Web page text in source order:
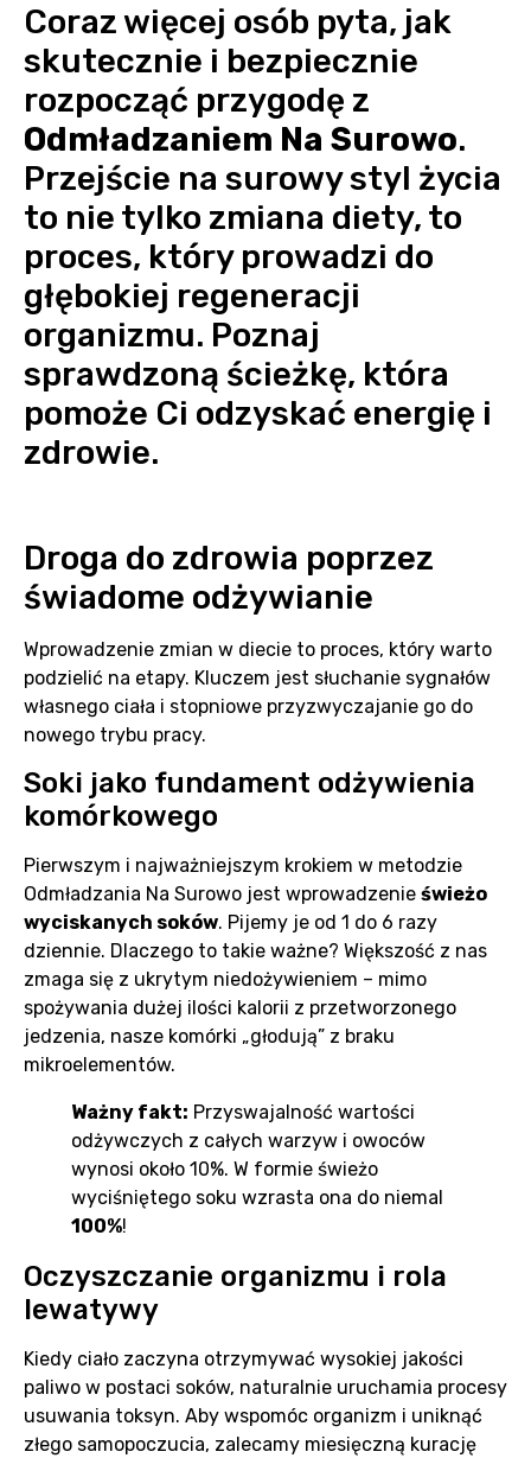
Coraz więcej osób pyta, jak
skutecznie i bezpiecznie
rozpocząć przygodę z
Odmładzaniem Na Surowo.
Przejście na surowy styl życia
to nie tylko zmiana diety, to
proces, który prowadzi do
głębokiej regeneracji
organizmu. Poznaj
sprawdzoną ścieżkę, która
pomoże Ci odzyskać energię i
zdrowie.
Droga do zdrowia poprzez
świadome odżywianie
Wprowadzenie zmian w diecie to proces, który warto
podzielić na etapy. Kluczem jest słuchanie sygnałów
własnego ciała i stopniowe przyzwyczajanie go do
nowego trybu pracy.
Soki jako fundament odżywienia
komórkowego
Pierwszym i najważniejszym krokiem w metodzie
Odmładzania Na Surowo jest wprowadzenie świeżo
wyciskanych soków. Pijemy je od 1 do 6 razy
dziennie. Dlaczego to takie ważne? Większość z nas
zmaga się z ukrytym niedożywieniem – mimo
spożywania dużej ilości kalorii z przetworzonego
jedzenia, nasze komórki „głodują” z braku
mikroelementów.
Ważny fakt: Przyswajalność wartości
odżywczych z całych warzyw i owoców
wynosi około 10%. W formie świeżo
wyciśniętego soku wzrasta ona do niemal
100%!
Oczyszczanie organizmu i rola
lewatywy
Kiedy ciało zaczyna otrzymywać wysokiej jakości
paliwo w postaci soków, naturalnie uruchamia procesy
usuwania toksyn. Aby wspomóc organizm i uniknąć
złego samopoczucia, zalecamy miesięczną kurację